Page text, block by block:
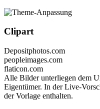
Clipart
Depositphotos.com
peopleimages.com
flaticon.com
Alle Bilder unterliegen dem
Eigentümer. In der Live-
der Vorlage enthalten.